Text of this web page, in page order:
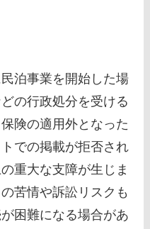
泊事業を開始した場
の行政処分を受ける
険の適用外となった
での掲載が拒否され
重大な支障が生じま
苦情や訴訟リスクも
困難になる場合があ